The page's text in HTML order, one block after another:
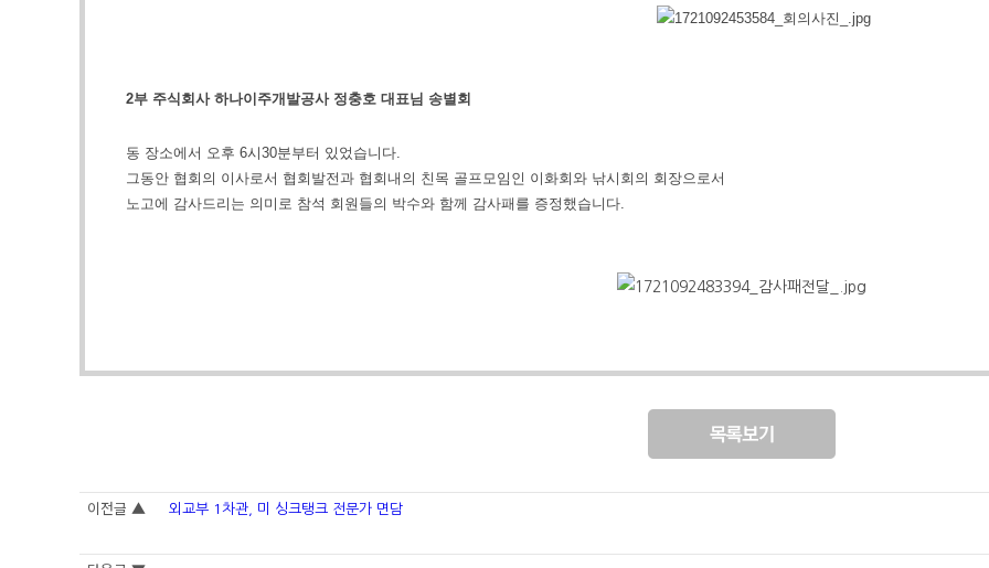
2부 주식회사 하나이주개발공사 정충호 대표님 송별회
동 장소에서 오후 6시30분부터 있었습니다.
그동안 협회의 이사로서 협회발전과 협회내의 친목 골프모임인 이화회와 낚시회의 회장으로서
노고에 감사드리는 의미로 참석 회원들의 박수와 함께 감사패를 증정했습니다.
이전글 ▲ 외교부 1차관, 미 싱크탱크 전문가 면담